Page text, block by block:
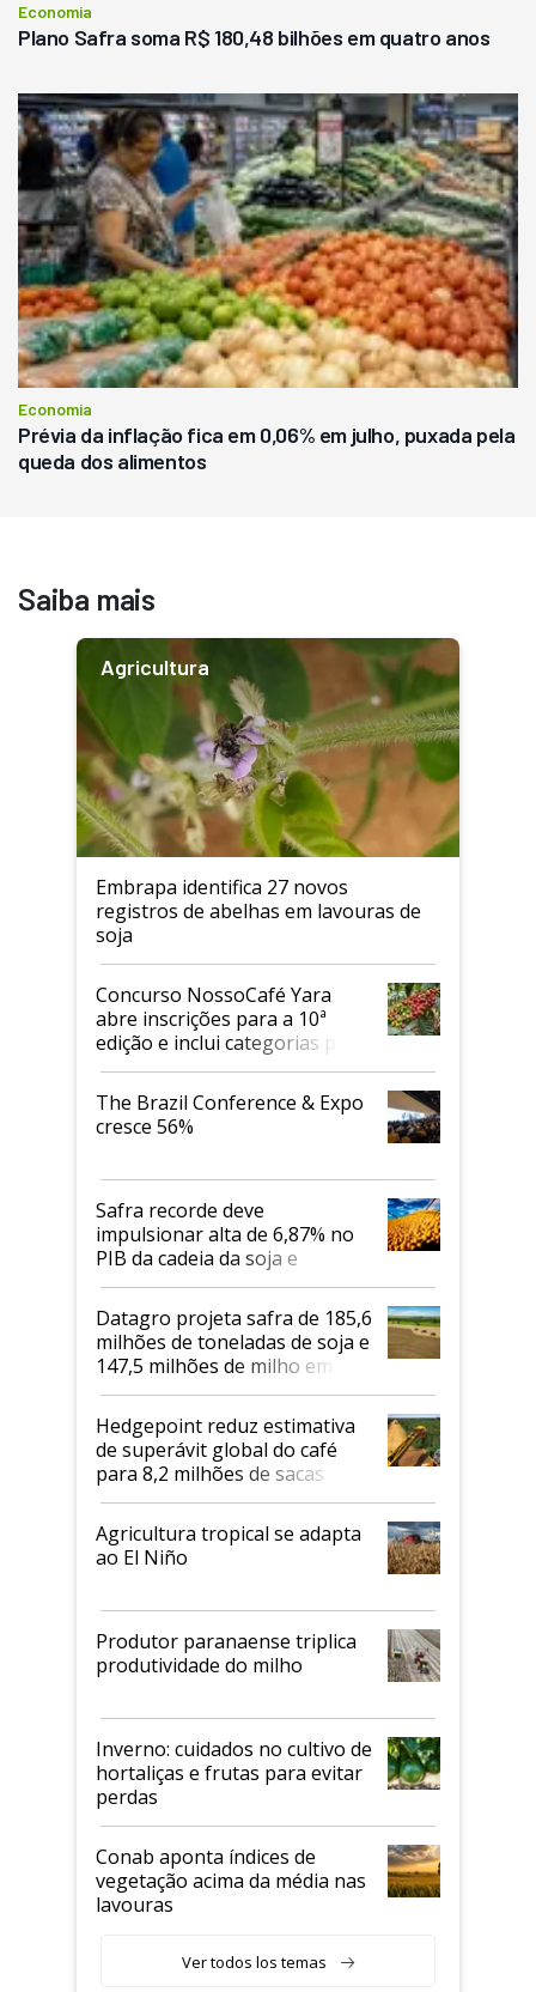
Economia
Plano Safra soma R$ 180,48 bilhões em quatro anos
Economia
Prévia da inflação fica em 0,06% em julho, puxada pela
queda dos alimentos
Saiba mais
Agricultura
Embrapa identifica 27 novos
registros de abelhas em lavouras de
soja
Concurso NossoCafé Yara
abre inscrições para a 10ª
edição e inclui categorias para
cafés Canephora
The Brazil Conference & Expo
cresce 56%
Safra recorde deve
impulsionar alta de 6,87% no
PIB da cadeia da soja e
biodiesel em 2026
Datagro projeta safra de 185,6
milhões de toneladas de soja e
147,5 milhões de milho em
2026/27
Hedgepoint reduz estimativa
de superávit global do café
para 8,2 milhões de sacas
Agricultura tropical se adapta
ao El Niño
Produtor paranaense triplica
produtividade do milho
Inverno: cuidados no cultivo de
hortaliças e frutas para evitar
perdas
Conab aponta índices de
vegetação acima da média nas
lavouras
Ver todos los temas